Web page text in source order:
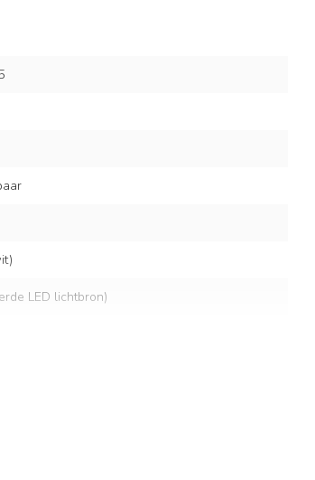
LED lichtbron)